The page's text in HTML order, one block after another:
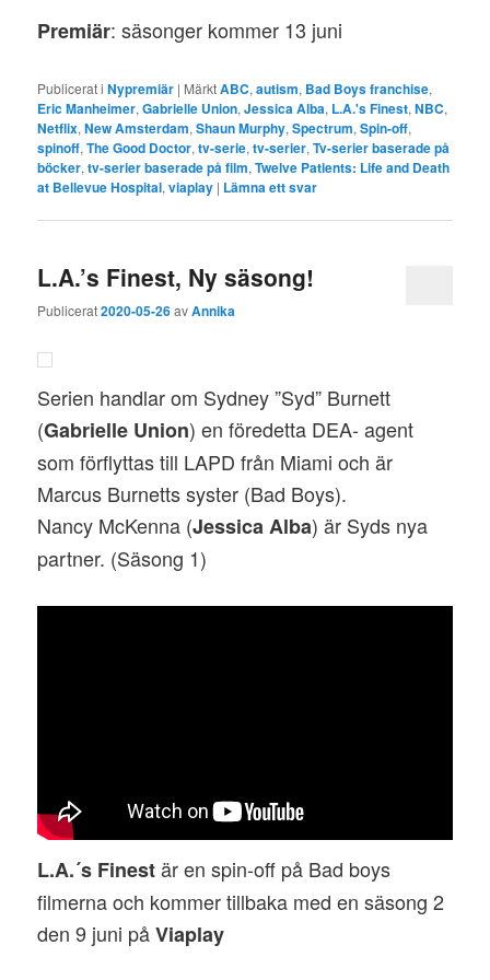
Premiär: säsonger kommer 13 juni
Publicerat i Nypremiär | MärktABC,autism, Bad Boys franchise,
Eric Manheimer,Gabrielle Union,Jessica Alba, L.A.'s Finest,NBC,
Netflix,New Amsterdam,Shaun Murphy,Spectrum,Spin-off,
spinoff,The Good Doctor,tv-serie,tv-serier,Tv-serier baserade på
böcker,tv-serier baserade på film,Twelve Patients: Life and Death
at Bellevue Hospital,viaplay | Lämna ett svar
L.A.’s Finest, Ny säsong!
Publicerat2020-05-26avAnnika
Serien handlar om Sydney ”Syd” Burnett
(Gabrielle Union) en föredetta DEA- agent
som förflyttas till LAPD från Miami och är
Marcus Burnetts syster (Bad Boys).
Nancy McKenna (Jessica Alba) är Syds nya
partner. (Säsong 1)
L.A.´s Finestär en spin-off på Bad boys
filmerna och kommer tillbaka med en säsong 2
den 9 juni påViaplay